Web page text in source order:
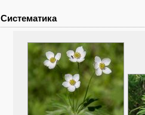
Систематика